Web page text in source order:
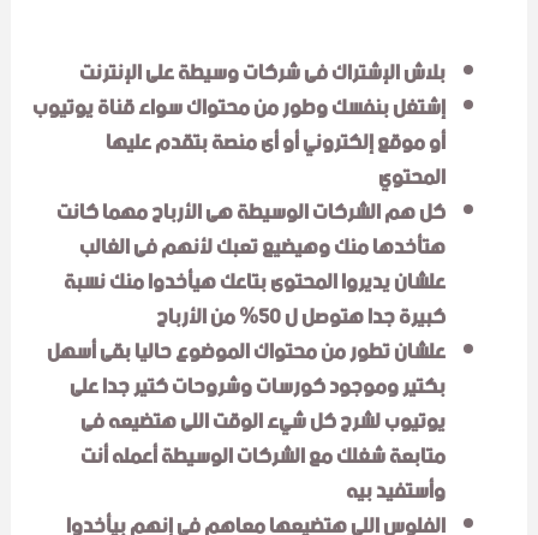
بلاش الإشتراك فى شركات وسيطة على الإنترنت
إشتغل بنفسك وطور من محتواك سواء قناة يوتيوب
أو موقع إلكتروني أو أى منصة بتقدم عليها
المحتوي
كل هم الشركات الوسيطة هى الأرباح مهما كانت
هتأخدها منك وهيضيع تعبك لأنهم فى الغالب
علشان يديروا المحتوى بتاعك هيأخدوا منك نسبة
كبيرة جدا هتوصل ل 50% من الأرباح
علشان تطور من محتواك الموضوع حاليا بقى أسهل
بكتير وموجود كورسات وشروحات كتير جدا على
يوتيوب لشرح كل شيء الوقت اللى هتضيعه فى
متابعة شغلك مع الشركات الوسيطة أعمله أنت
وأستفيد بيه